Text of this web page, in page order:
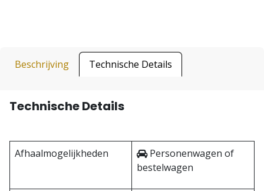
Beschrijving Technische Details
Technische Details
Afhaalmogelijkheden
Personenwagen of
bestelwagen